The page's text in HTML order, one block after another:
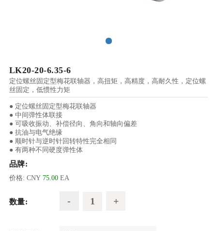
LK20-20-6.35-6
定位螺丝固定型梅花联轴器，高扭矩，高精度，高耐久性，定位螺
丝固定，低惯性力矩
● 定位螺丝固定型梅花联轴器
● 中间弹性体联接
● 可吸收振动、补偿径向、角向和轴向偏差
● 抗油与电气绝缘
● 顺时针与逆时针回转特性完全相同
● 有两种不同硬度弹性体
品牌:
价格: CNY 75.00 EA
数量: